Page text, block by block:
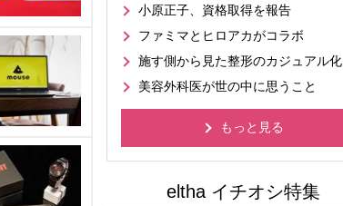
小原正子、資格取得を報告
ファミマとヒロアカがコラボ
施す側から見た整形のカジュアル化
美容外科医が世の中に思うこと
もっと見る